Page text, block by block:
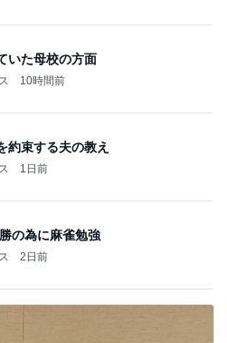
いた母校の方面
10時間前
約束する夫の教え
1日前
の為に麻雀勉強
2日前